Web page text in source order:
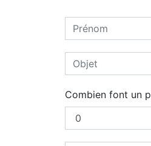
Combien font un